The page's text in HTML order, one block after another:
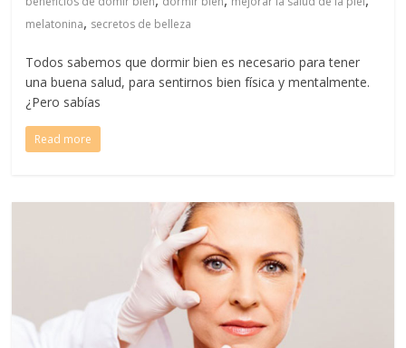
melatonina, secretos de belleza
Todos sabemos que dormir bien es necesario para tener
una buena salud, para sentirnos bien física y mentalmente.
¿Pero sabías
Read more